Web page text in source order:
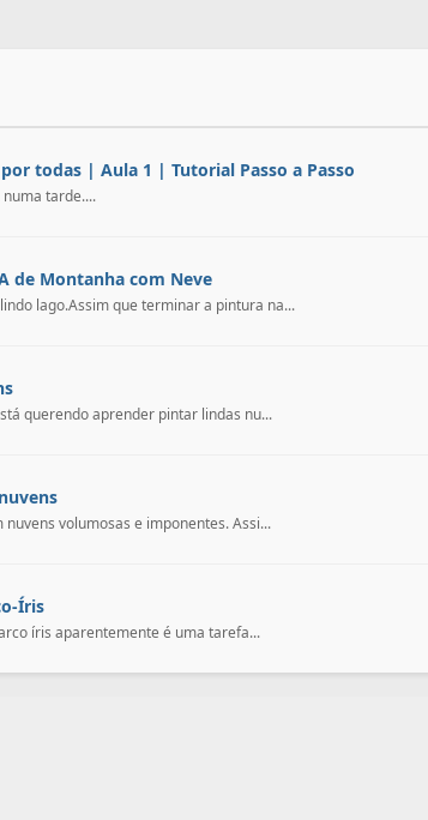
todas | Aula 1 | Tutorial Passo a Passo
tarde....
de Montanha com Neve
lago.Assim que terminar a pintura na...
querendo aprender pintar lindas nu...
volumosas e imponentes. Assi...
Íris
íris aparentemente é uma tarefa...